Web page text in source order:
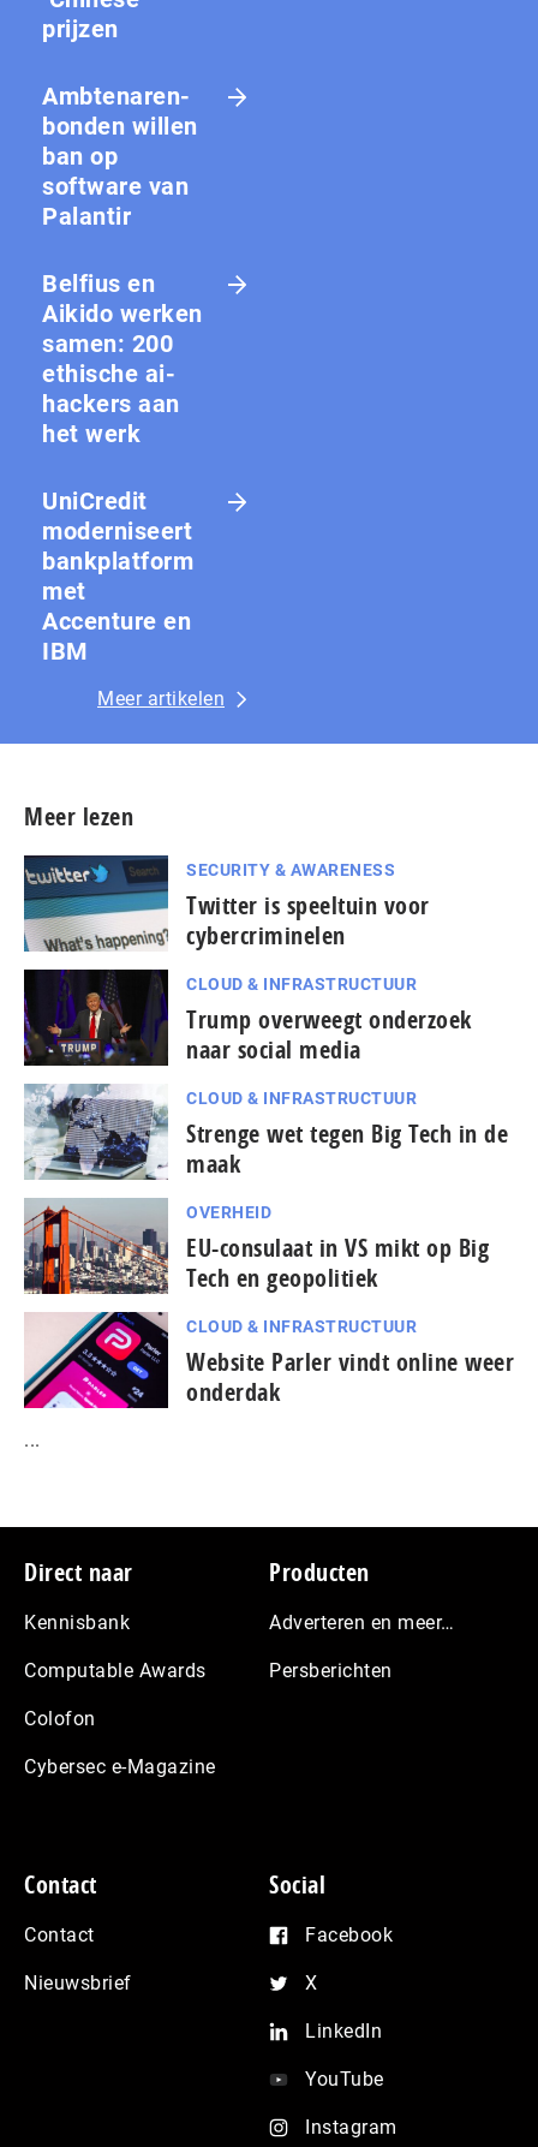
prijzen
Amb­te­na­ren­
bon­den willen
ban op
software van
Palantir
Belfius en
Aikido werken
samen: 200
ethische ai-
hackers aan
het werk
UniCredit
moderniseert
bankplatform
met
Accenture en
IBM
Meer artikelen
Meer lezen
SECURITY & AWARENESS
Twitter is speeltuin voor
cybercriminelen
CLOUD & INFRASTRUCTUUR
Trump overweegt onderzoek
naar social media
CLOUD & INFRASTRUCTUUR
Strenge wet tegen Big Tech in de
maak
OVERHEID
EU-consulaat in VS mikt op Big
Tech en geopolitiek
CLOUD & INFRASTRUCTUUR
Website Parler vindt online weer
onderdak
...
Footer
Direct naar
Kennisbank
Computable Awards
Colofon
Cybersec e-Magazine
Producten
Adverteren en meer…
Persberichten
Contact
Contact
Nieuwsbrief
Social
Facebook
X
LinkedIn
YouTube
Instagram